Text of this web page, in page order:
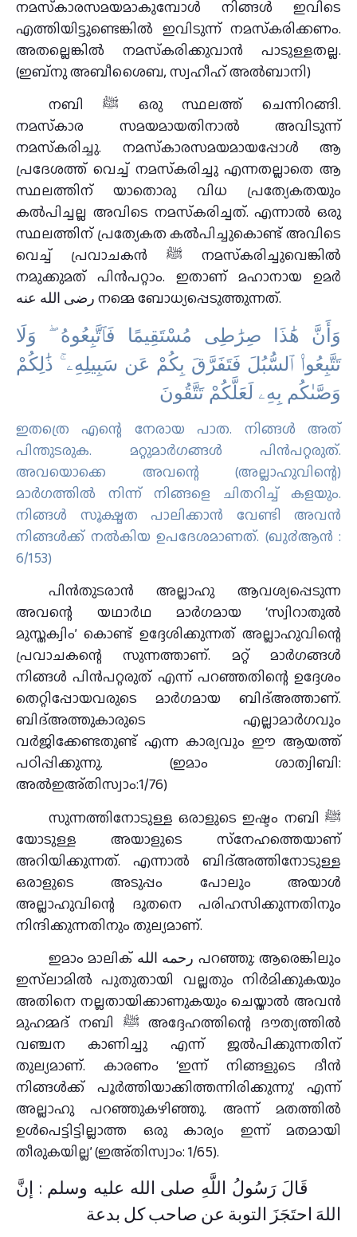
നമസ്‌കാരസമയമാകുമ്പോള്‍ നിങ്ങള്‍ ഇവിടെ
എത്തിയിട്ടുണ്ടെങ്കില്‍ ഇവിടുന്ന് നമസ്‌കരിക്കണം.
അതല്ലെങ്കില്‍ നമസ്‌കരിക്കുവാന്‍ പാടുള്ളതല്ല.
(ഇബ്‌നു അബീശൈബ, സ്വഹീഹ് അല്‍ബാനി)
നബി ﷺ ഒരു സ്ഥലത്ത് ചെന്നിറങ്ങി.
നമസ്‌കാര സമയമായതിനാല്‍ അവിടുന്ന്
നമസ്‌കരിച്ചു. നമസ്‌കാരസമയമായപ്പോള്‍ ആ
പ്രദേശത്ത് വെച്ച് നമസ്‌കരിച്ചു എന്നതല്ലാതെ ആ
സ്ഥലത്തിന് യാതൊരു വിധ പ്രത്യേകതയും
കല്‍പിച്ചല്ല അവിടെ നമസ്‌കരിച്ചത്. എന്നാല്‍ ഒരു
സ്ഥലത്തിന് പ്രത്യേകത കല്‍പിച്ചുകൊണ്ട് അവിടെ
വെച്ച് പ്രവാചകന്‍ ﷺ നമസ്‌കരിച്ചുവെങ്കില്‍
നമുക്കുമത് പിന്‍പറ്റാം. ഇതാണ് മഹാനായ ഉമര്‍
رضى الله عنه നമ്മെ ബോധ്യപ്പെടുത്തുന്നത്.
وَأَنَّ هَٰذَا صِرَٰطِى مُسْتَقِيمًا فَٱتَّبِعُوهُ ۖ وَلَا
تَتَّبِعُوا۟ ٱلسُّبُلَ فَتَفَرَّقَ بِكُمْ عَن سَبِيلِهِۦ ۚ ذَٰلِكُمْ
وَصَّىٰكُم بِهِۦ لَعَلَّكُمْ تَتَّقُونَ
ഇതത്രെ എന്റെ നേരായ പാത. നിങ്ങള്‍ അത്
പിന്തുടരുക. മറ്റുമാര്‍ഗങ്ങള്‍ പിന്‍പറ്റരുത്‌.
അവയൊക്കെ അവന്റെ (അല്ലാഹുവിന്റെ)
മാര്‍ഗത്തില്‍ നിന്ന് നിങ്ങളെ ചിതറിച്ച് കളയും.
നിങ്ങള്‍ സൂക്ഷ്മത പാലിക്കാന്‍ വേണ്ടി അവന്‍
നിങ്ങള്‍ക്ക് നല്‍കിയ ഉപദേശമാണത്‌. (ഖു൪ആന്‍ :
6/153)
പിന്‍തുടരാന്‍ അല്ലാഹു ആവശ്യപ്പെടുന്ന
അവന്റെ യഥാര്‍ഥ മാര്‍ഗമായ ‘സ്വിറാതുല്‍
മുസ്തക്വിം’ കൊണ്ട് ഉദ്ദേശിക്കുന്നത് അല്ലാഹുവിന്റെ
പ്രവാചകന്റെ സുന്നത്താണ്. മറ്റ് മാര്‍ഗങ്ങള്‍
നിങ്ങള്‍ പിന്‍പറ്റരുത് എന്ന് പറഞ്ഞതിന്റെ ഉദ്ദേശം
തെറ്റിപ്പോയവരുടെ മാര്‍ഗമായ ബിദ്അത്താണ്.
ബിദ്അത്തുകാരുടെ എല്ലാമാര്‍ഗവും
വര്‍ജിക്കേണ്ടതുണ്ട് എന്ന കാര്യവും ഈ ആയത്ത്
പഠിപ്പിക്കുന്നു. (ഇമാം ശാത്വിബി:
അല്‍ഇഅ്തിസ്വാം:1/76)
സുന്നത്തിനോടുള്ള ഒരാളുടെ ഇഷ്ടം നബി ﷺ
യോടുള്ള അയാളുടെ സ്‌നേഹത്തെയാണ്
അറിയിക്കുന്നത്. എന്നാല്‍ ബിദ്അത്തിനോടുള്ള
ഒരാളുടെ അടുപ്പം പോലും അയാള്‍
അല്ലാഹുവിന്റെ ദൂതനെ പരിഹസിക്കുന്നതിനും
നിന്ദിക്കുന്നതിനും തുല്യമാണ്.
ഇമാം മാലിക് رحمه الله പറഞ്ഞു: ആരെങ്കിലും
ഇസ്‌ലാമില്‍ പുതുതായി വല്ലതും നിര്‍മിക്കുകയും
അതിനെ നല്ലതായിക്കാണുകയും ചെയ്താല്‍ അവന്‍
മുഹമ്മദ് നബി ﷺ അദ്ദേഹത്തിന്റെ ദൗത്യത്തില്‍
വഞ്ചന കാണിച്ചു എന്ന് ജല്‍പിക്കുന്നതിന്
തുല്യമാണ്. കാരണം ‘ഇന്ന് നിങ്ങളുടെ ദീന്‍
നിങ്ങള്‍ക്ക് പൂര്‍ത്തിയാക്കിത്തന്നിരിക്കുന്നു’ എന്ന്
അല്ലാഹു പറഞ്ഞുകഴിഞ്ഞു. അന്ന് മതത്തില്‍
ഉള്‍പെട്ടിട്ടില്ലാത്ത ഒരു കാര്യം ഇന്ന് മതമായി
തീരുകയില്ല’ (ഇഅ്തിസ്വാം: 1/65).
قَالَ رَسُولُ اللَّهِ صلى الله عليه وسلم : إنَّ
اللهَ احتَجَزَ التوبة عن صاحب كل بدعة